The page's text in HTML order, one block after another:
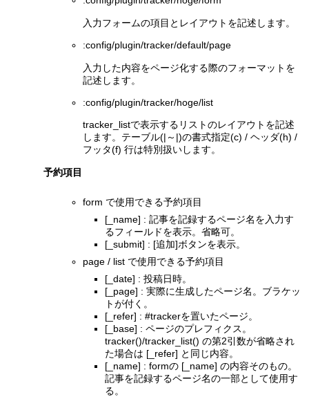
入力フォームの項目とレイアウトを記述します。
:config/plugin/tracker/default/page
入力した内容をページ化する際のフォーマットを
記述します。
:config/plugin/tracker/hoge/list
tracker_listで表示するリストのレイアウトを記述
します。テーブル(|～|)の書式指定(c) / ヘッダ(h) /
フッタ(f) 行は特別扱いします。
予約項目
form で使用できる予約項目
[_name] : 記事を記録するページ名を入力す
るフィールドを表示。省略可。
[_submit] : [追加]ボタンを表示。
page / list で使用できる予約項目
[_date] : 投稿日時。
[_page] : 実際に生成したページ名。ブラケッ
トが付く。
[_refer] : #trackerを置いたページ。
[_base] : ページのプレフィクス。
tracker()/tracker_list() の第2引数が省略され
た場合は [_refer] と同じ内容。
[_name] : formの [_name] の内容そのもの。
記事を記録するページ名の一部として使用す
る。